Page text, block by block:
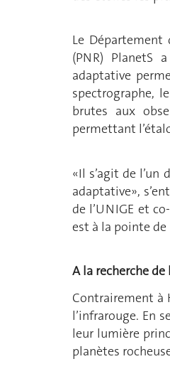
Le Département
(PNR) PlanetS
adaptative
spectrographe,
brutes aux
permettant
«Il s’agit de
adaptative»,
de l’UNIGE et
est à la pointe
A la recherche de
Contrairement à
l’infrarouge. En
leur lumière
planètes